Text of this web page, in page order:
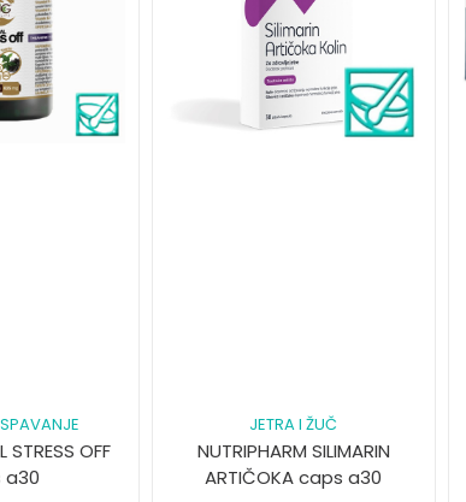
STRESS OFF
a30
JETRA I ŽUČ
NUTRIPHARM SILIMARIN
ARTIČOKA caps a30